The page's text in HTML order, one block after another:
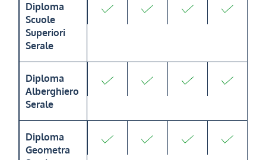
Diploma
Scuole
Superiori
Serale
Diploma
Alberghiero
Serale
Diploma
Geometra